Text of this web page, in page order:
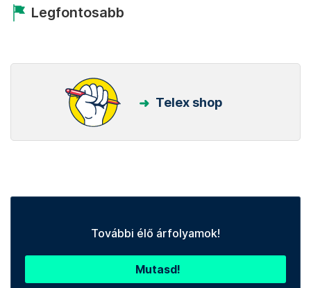
Legfontosabb
Telex shop
További élő árfolyamok!
Mutasd!